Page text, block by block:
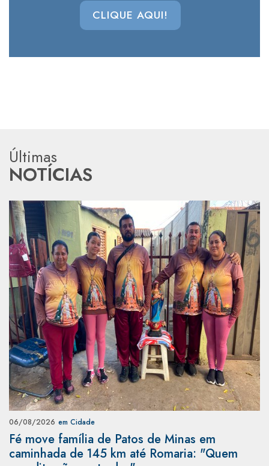
CLIQUE AQUI!
Últimas
NOTÍCIAS
06/08/2026 em Cidade
Fé move família de Patos de Minas em
caminhada de 145 km até Romaria: "Quem